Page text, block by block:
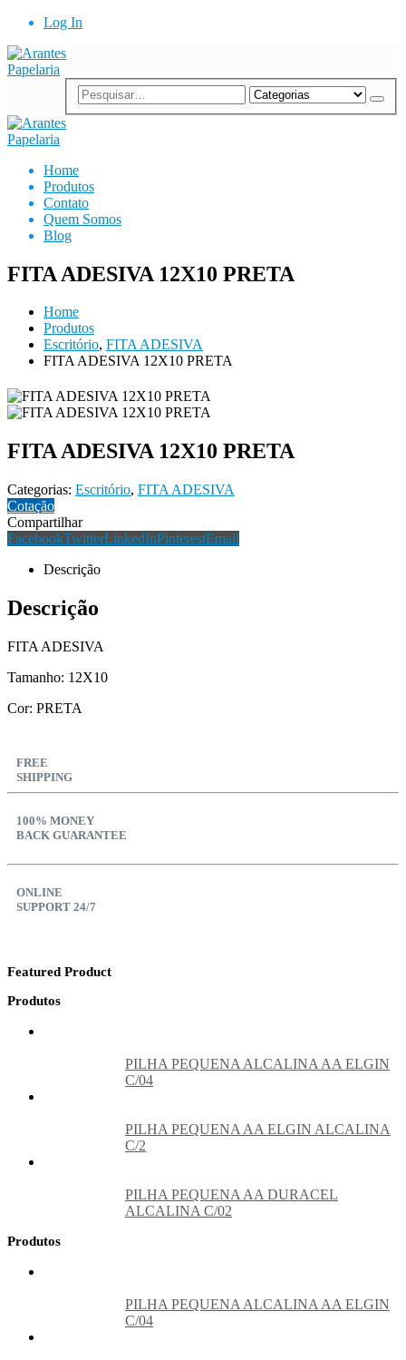
Log In
Home
Produtos
Contato
Quem Somos
Blog
FITA ADESIVA 12X10 PRETA
Home
Produtos
Escritório, FITA ADESIVA
FITA ADESIVA 12X10 PRETA
FITA ADESIVA 12X10 PRETA
Categorias: Escritório, FITA ADESIVA
Cotação
Compartilhar
FacebookTwitterLinkedInPinterestEmail
Descrição
Descrição
FITA ADESIVA
Tamanho: 12X10
Cor: PRETA
FREE
SHIPPING
100% MONEY
BACK GUARANTEE
ONLINE
SUPPORT 24/7
Featured Product
Produtos
PILHA PEQUENA ALCALINA AA ELGIN
C/04
PILHA PEQUENA AA ELGIN ALCALINA
C/2
PILHA PEQUENA AA DURACEL
ALCALINA C/02
Produtos
PILHA PEQUENA ALCALINA AA ELGIN
C/04